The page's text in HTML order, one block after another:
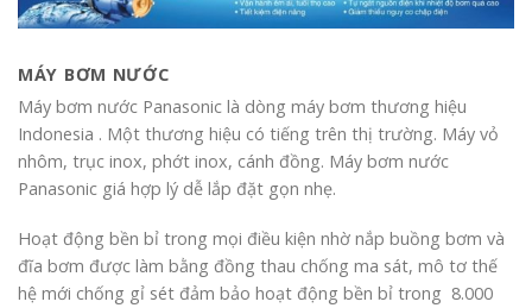
MÁY BƠM NƯỚC
Máy bơm nước Panasonic là dòng máy bơm thương hiệu
Indonesia . Một thương hiệu có tiếng trên thị trường. Máy vỏ
nhôm, trục inox, phớt inox, cánh đồng. Máy bơm nước
Panasonic giá hợp lý dễ lắp đặt gọn nhẹ.
Hoạt động bền bỉ trong mọi điều kiện nhờ nắp buồng bơm và
đĩa bơm được làm bằng đồng thau chống ma sát, mô tơ thế
hệ mới chống gỉ sét đảm bảo hoạt động bền bỉ trong 8.000